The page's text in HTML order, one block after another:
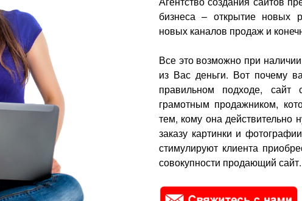
бизнеса – открытие новых
новых каналов продаж и
Все это возможно при
из Вас деньги. Вот почему
правильном подходе, сайт
грамотным продажником,
тем, кому она действительно
заказу картинки и
стимулируют клиента
совокупности продающий сайт.